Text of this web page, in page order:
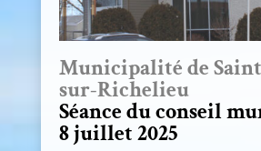
Municipalité de
sur-Richelieu
Séance du conseil
8 juillet 2025